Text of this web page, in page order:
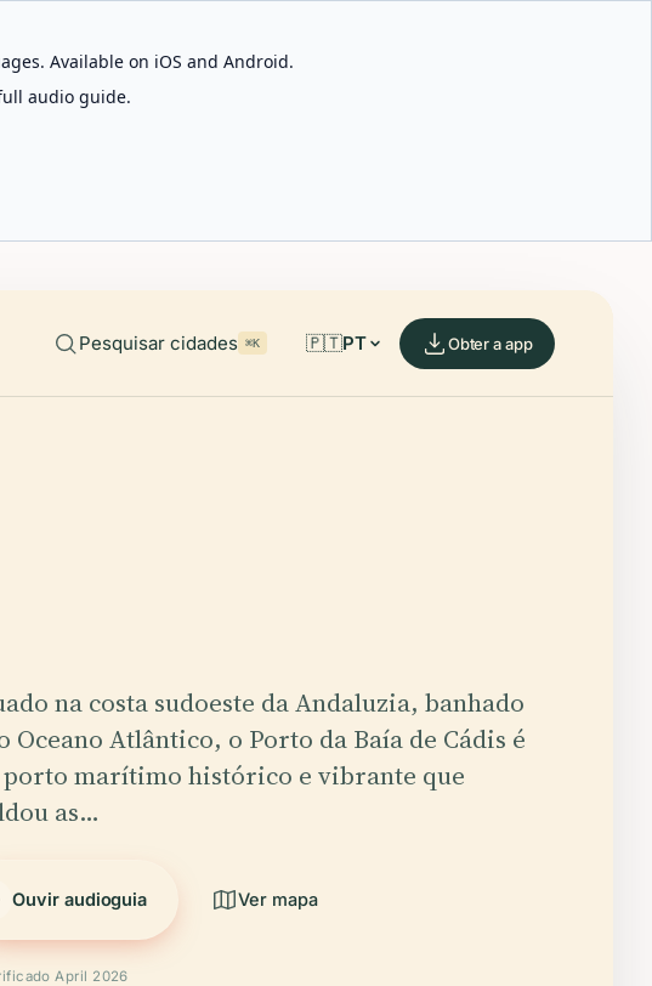
Available on iOS and Android.
audio guide.
Pesquisar cidades ⌘K 🇵🇹PT Obter a app
na costa sudoeste da Andaluzia, banhado
Oceano Atlântico, o Porto da Baía de Cádis é
marítimo histórico e vibrante que
as…
Ouvir audioguia Ver mapa
April 2026